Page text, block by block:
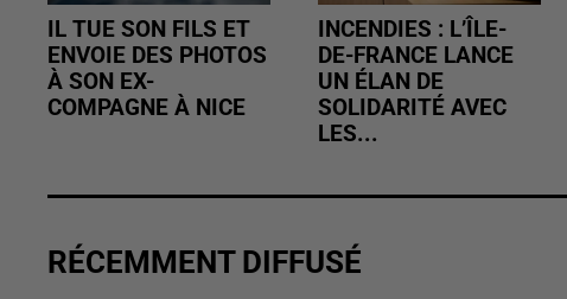
IL TUE SON FILS ET
ENVOIE DES PHOTOS
À SON EX-
COMPAGNE À NICE
INCENDIES : L’ÎLE-
DE-FRANCE LANCE
UN ÉLAN DE
SOLIDARITÉ AVEC
LES...
RÉCEMMENT DIFFUSÉ